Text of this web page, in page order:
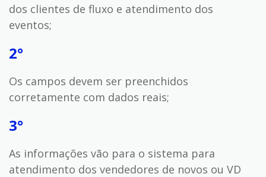
dos clientes de fluxo e atendimento dos
eventos;
2°
Os campos devem ser preenchidos
corretamente com dados reais;
3°
As informações vão para o sistema para
atendimento dos vendedores de novos ou VD